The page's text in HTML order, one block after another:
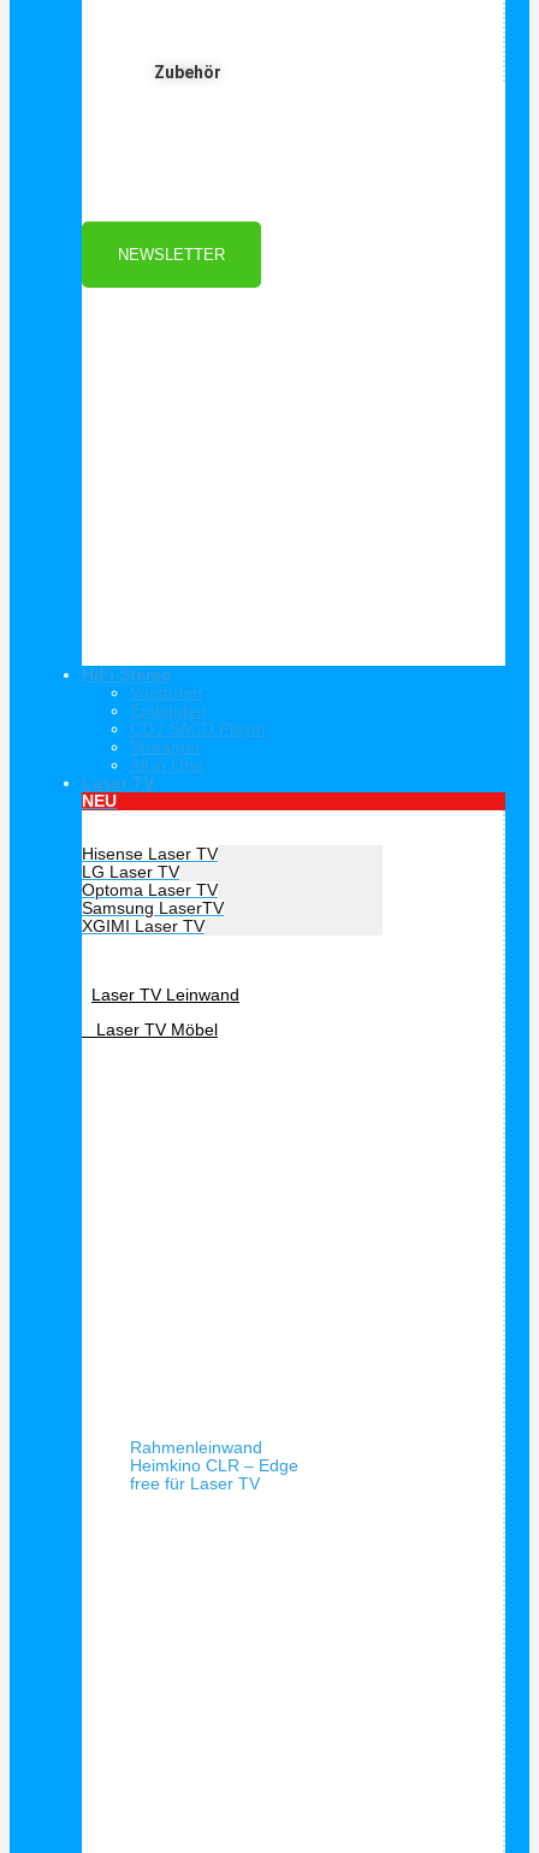
Zubehör
Als Danke schön für Ihre Anmeldung
NEWSLETTER
HiFi Stereo
Vorstufen
Endstufen
CD / SACD Player
Streamer
All in One
Laser TV
NEU
Hisense Laser TV
LG Laser TV
Optoma Laser TV
Samsung LaserTV
XGIMI Laser TV
Laser TV Leinwand
Laser TV Möbel
Rahmenleinwand
Heimkino CLR – Edge
free für Laser TV